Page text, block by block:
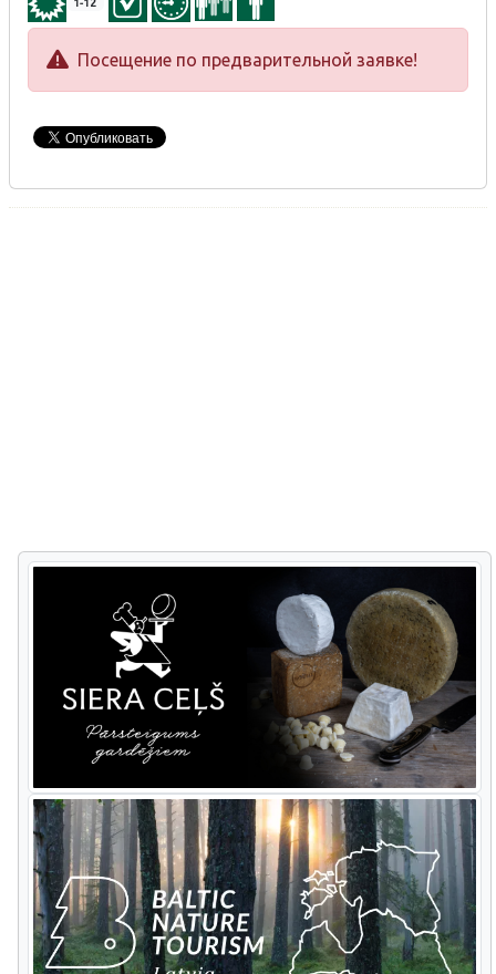
1-12
Посещение по предварительной заявке!